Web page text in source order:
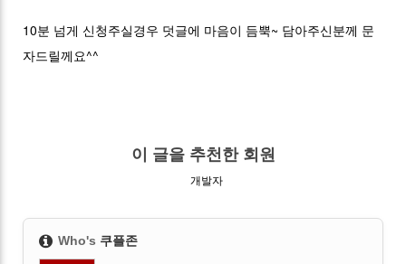
10분 넘게 신청주실경우 덧글에 마음이 듬뿍~ 담아주신분께 문
자드릴께요^^
이 글을 추천한 회원
개발자
Who's 쿠플존